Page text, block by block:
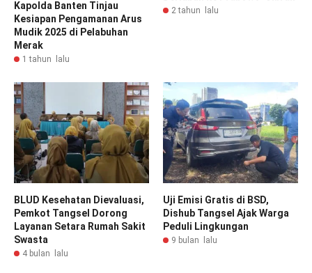
Kapolda Banten Tinjau
Kesiapan Pengamanan Arus
Mudik 2025 di Pelabuhan
Merak
1 tahun lalu
2 tahun lalu
BLUD Kesehatan Dievaluasi,
Pemkot Tangsel Dorong
Layanan Setara Rumah Sakit
Swasta
4 bulan lalu
Uji Emisi Gratis di BSD,
Dishub Tangsel Ajak Warga
Peduli Lingkungan
9 bulan lalu